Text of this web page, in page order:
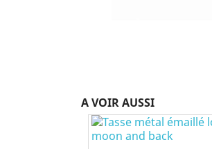
A VOIR AUSSI